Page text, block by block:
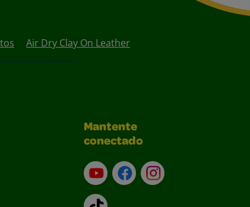
Air Dry Clay On Leather
Mantente
conectado
YouTube (en inglés)
Facebook (en inglés)
Instagram (en
TikTok